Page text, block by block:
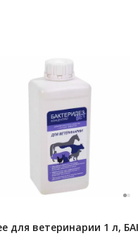
для ветеринарии 1 л,